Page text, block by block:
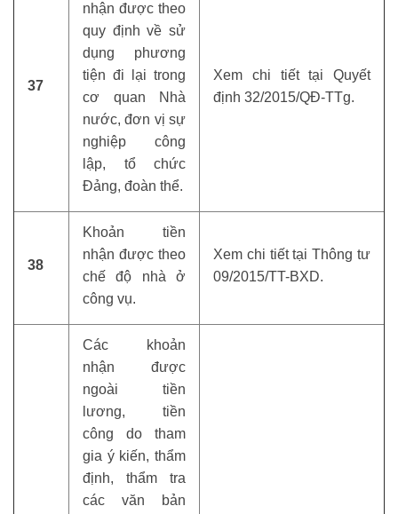
37
nhận được theo
quy định về sử
dụng phương
tiện đi lại trong
cơ quan Nhà
nước, đơn vị sự
nghiệp công
lập, tổ chức
Đảng, đoàn thể.
Xem chi tiết tại Quyết
định 32/2015/QĐ-TTg.
38
Khoản tiền
nhận được theo
chế độ nhà ở
công vụ.
Xem chi tiết tại Thông tư
09/2015/TT-BXD.
Các khoản
nhận được
ngoài tiền
lương, tiền
công do tham
gia ý kiến, thẩm
định, thẩm tra
các văn bản